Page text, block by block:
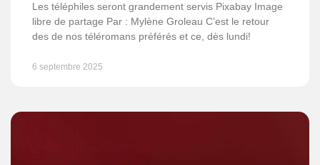
Les téléphiles seront grandement servis Pixabay Image
libre de partage Par : Mylène Groleau C’est le retour
des de nos téléromans préférés et ce, dès lundi!
6 septembre 2025